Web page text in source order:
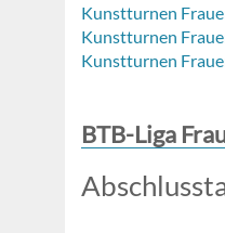
Kunstturnen
Kunstturnen
Kunstturnen
BTB-Liga